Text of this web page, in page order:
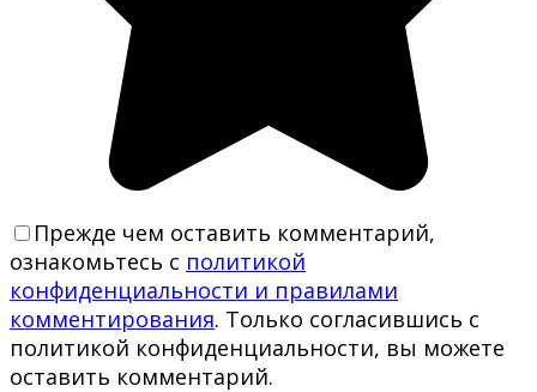
Прежде чем оставить комментарий,
ознакомьтесь с политикой
конфиденциальности и правилами
комментирования. Только согласившись с
политикой конфиденциальности, вы можете
оставить комментарий.